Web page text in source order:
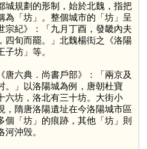
規劃的形制，始於北魏，指把
為「坊」。整個城市的「坊」呈
宗紀》：「九月丁酉，發畿內夫
四旬而罷。」北魏楊衒之《洛陽
坊」等。
六典．尚書戶部》：「兩京及
。」以洛陽城為例，唐朝杜寶
六坊，洛北有三十坊。大街小
，隋唐洛陽遺址在今洛陽城市區
個「坊」的痕跡，其他「坊」則
沖毁。